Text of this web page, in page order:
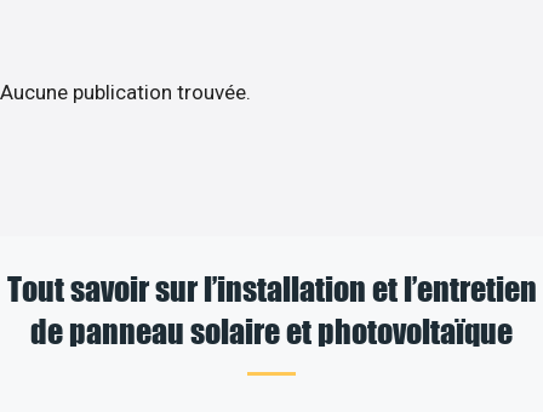
Aucune publication trouvée.
Tout savoir sur l’installation et l’entretien
de panneau solaire et photovoltaïque